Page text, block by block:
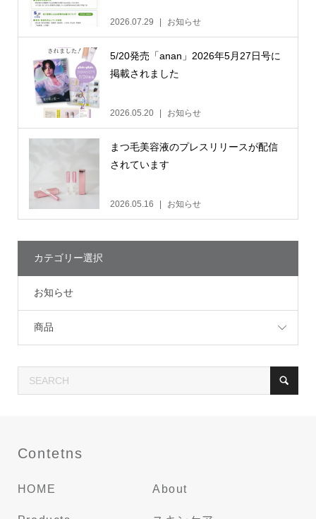
2026.07.29 お知らせ
5/20発売「anan」2026年5月27日号に
掲載されました
2026.05.20 お知らせ
まつ毛美容液のプレスリリースが配信
されています
2026.05.16 お知らせ
カテゴリー選択
お知らせ
商品
Contetns
HOME About